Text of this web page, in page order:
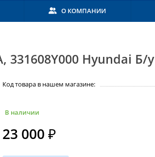
О КОМПАНИИ
331608Y000 Hyundai Б/у
Код товара в нашем магазине:
В наличии
23 000 ₽